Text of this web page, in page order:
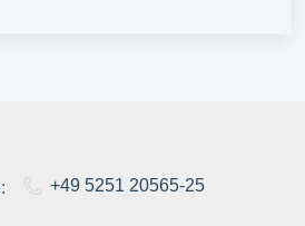
+49 5251 20565-25